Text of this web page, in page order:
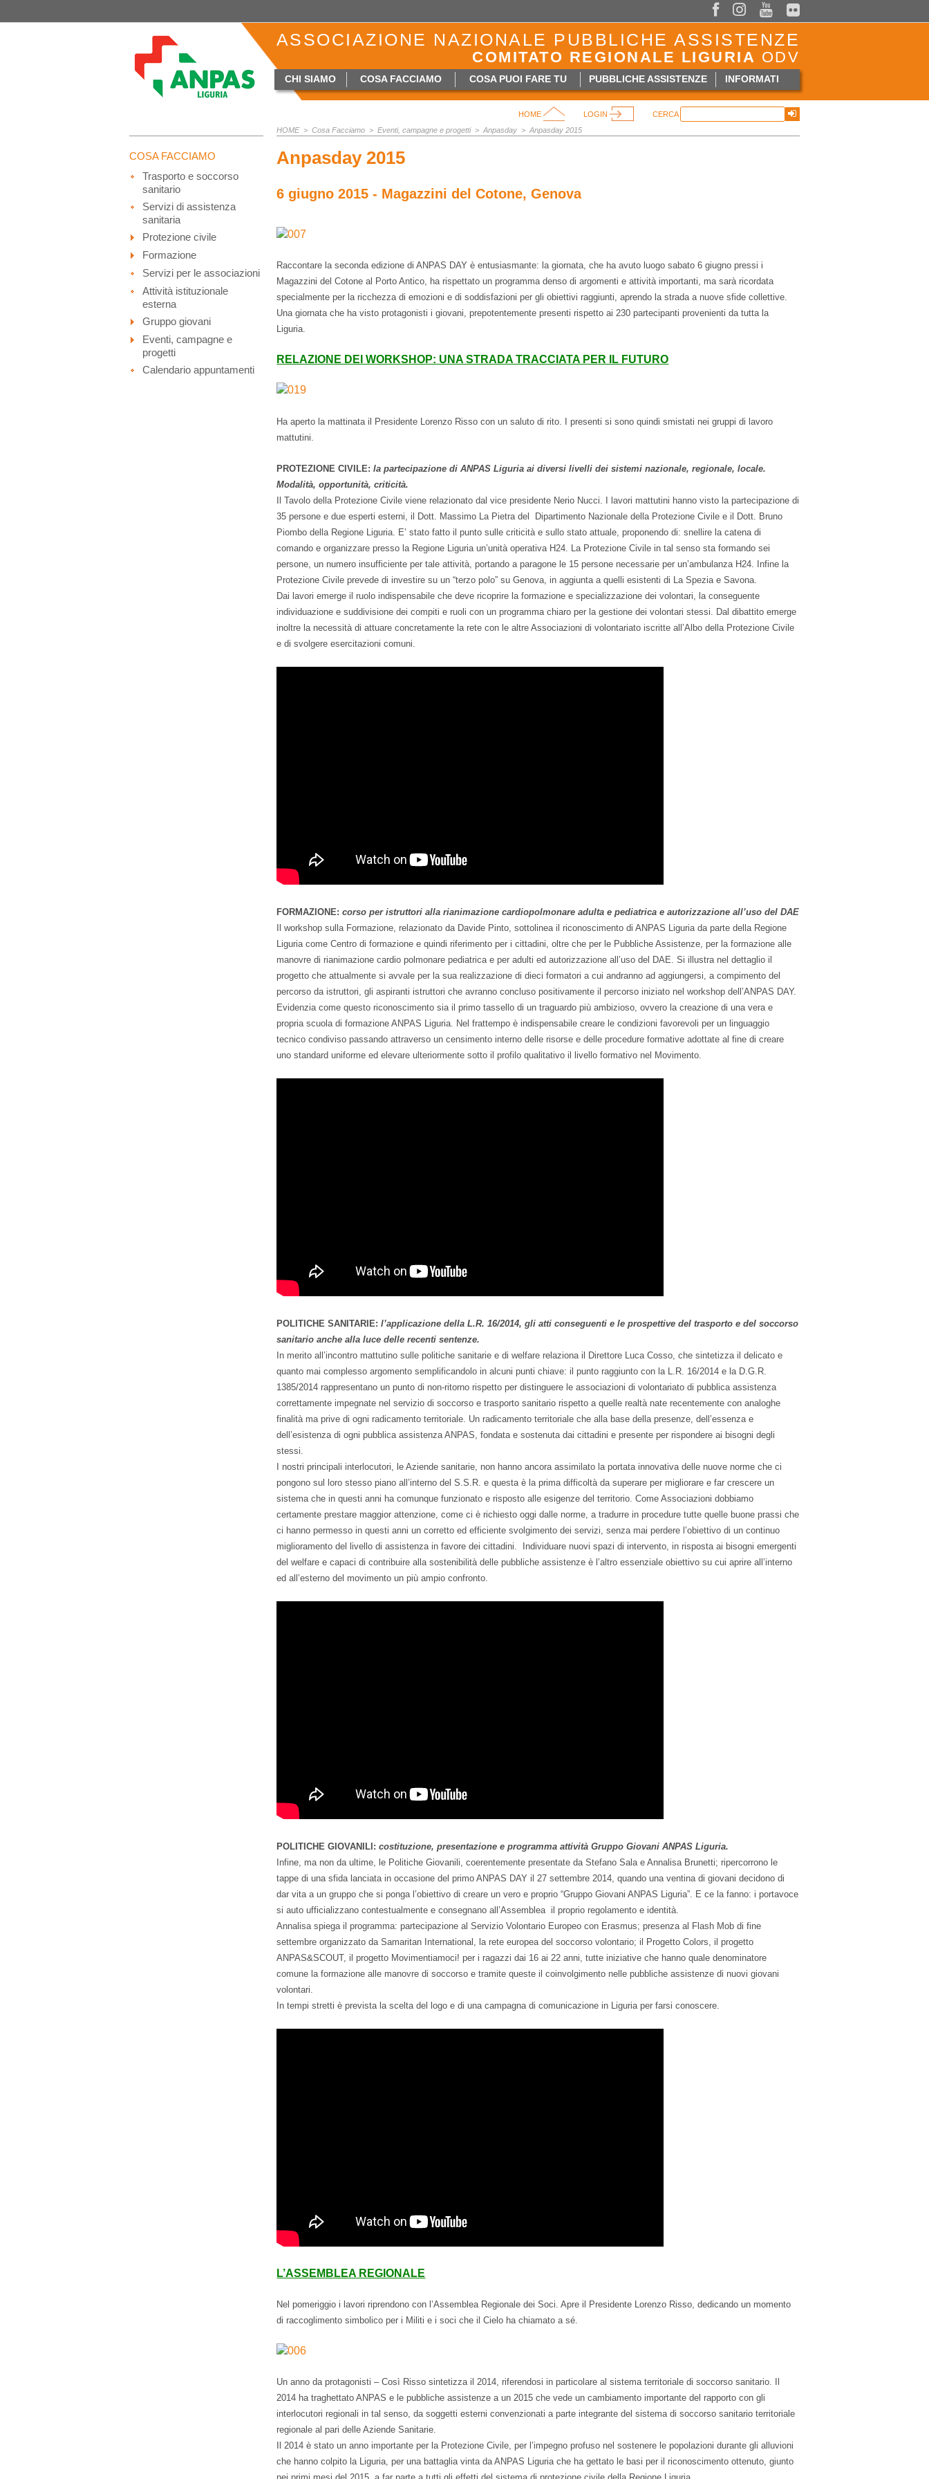
  
ASSOCIAZIONE NAZIONALE PUBBLICHE ASSISTENZE
COMITATO REGIONALE LIGURIA ODV
CHI SIAMO COSA FACCIAMO COSA PUOI FARE TU PUBBLICHE ASSISTENZE INFORMATI
HOME LOGIN CERCA
COSA FACCIAMO
Trasporto e soccorso
sanitario
Servizi di assistenza
sanitaria
Protezione civile
Formazione
Servizi per le associazioni
Attività istituzionale
esterna
Gruppo giovani
Eventi, campagne e
progetti
Calendario appuntamenti
HOME> Cosa Facciamo >Eventi, campagne e progetti>Anpasday >Anpasday 2015
Anpasday 2015
6 giugno 2015 - Magazzini del Cotone, Genova
Raccontare la seconda edizione di ANPAS DAY è entusiasmante: la giornata, che ha avuto luogo sabato 6 giugno pressi i
Magazzini del Cotone al Porto Antico, ha rispettato un programma denso di argomenti e attività importanti, ma sarà ricordata
specialmente per la ricchezza di emozioni e di soddisfazioni per gli obiettivi raggiunti, aprendo la strada a nuove sfide collettive.
Una giornata che ha visto protagonisti i giovani, prepotentemente presenti rispetto ai 230 partecipanti provenienti da tutta la
Liguria.
RELAZIONE DEI WORKSHOP: UNA STRADA TRACCIATA PER IL FUTURO
Ha aperto la mattinata il Presidente Lorenzo Risso con un saluto di rito. I presenti si sono quindi smistati nei gruppi di lavoro
mattutini.
PROTEZIONE CIVILE:la partecipazione di ANPAS Liguria ai diversi livelli dei sistemi nazionale, regionale, locale.
Modalità, opportunità, criticità.
Il Tavolo della Protezione Civile viene relazionato dal vice presidente Nerio Nucci. I lavori mattutini hanno visto la partecipazione di
35 persone e due esperti esterni, il Dott. Massimo La Pietra del Dipartimento Nazionale della Protezione Civile e il Dott. Bruno
Piombo della Regione Liguria. E’ stato fatto il punto sulle criticità e sullo stato attuale, proponendo di: snellire la catena di
comando e organizzare presso la Regione Liguria un’unità operativa H24. La Protezione Civile in tal senso sta formando sei
persone, un numero insufficiente per tale attività, portando a paragone le 15 persone necessarie per un’ambulanza H24. Infine la
Protezione Civile prevede di investire su un “terzo polo” su Genova, in aggiunta a quelli esistenti di La Spezia e Savona.
Dai lavori emerge il ruolo indispensabile che deve ricoprire la formazione e specializzazione dei volontari, la conseguente
individuazione e suddivisione dei compiti e ruoli con un programma chiaro per la gestione dei volontari stessi. Dal dibattito emerge
inoltre la necessità di attuare concretamente la rete con le altre Associazioni di volontariato iscritte all’Albo della Protezione Civile
e di svolgere esercitazioni comuni.
FORMAZIONE: corso per istruttori alla rianimazione cardiopolmonare adulta e pediatrica e autorizzazione all’uso del DAE
Il workshop sulla Formazione, relazionato da Davide Pinto, sottolinea il riconoscimento di ANPAS Liguria da parte della Regione
Liguria come Centro di formazione e quindi riferimento per i cittadini, oltre che per le Pubbliche Assistenze, per la formazione alle
manovre di rianimazione cardio polmonare pediatrica e per adulti ed autorizzazione all’uso del DAE. Si illustra nel dettaglio il
progetto che attualmente si avvale per la sua realizzazione di dieci formatori a cui andranno ad aggiungersi, a compimento del
percorso da istruttori, gli aspiranti istruttori che avranno concluso positivamente il percorso iniziato nel workshop dell’ANPAS DAY.
Evidenzia come questo riconoscimento sia il primo tassello di un traguardo più ambizioso, ovvero la creazione di una vera e
propria scuola di formazione ANPAS Liguria. Nel frattempo è indispensabile creare le condizioni favorevoli per un linguaggio
tecnico condiviso passando attraverso un censimento interno delle risorse e delle procedure formative adottate al fine di creare
uno standard uniforme ed elevare ulteriormente sotto il profilo qualitativo il livello formativo nel Movimento.
POLITICHE SANITARIE: l’applicazione della L.R. 16/2014, gli atti conseguenti e le prospettive del trasporto e del soccorso
sanitario anche alla luce delle recenti sentenze.
In merito all’incontro mattutino sulle politiche sanitarie e di welfare relaziona il Direttore Luca Cosso, che sintetizza il delicato e
quanto mai complesso argomento semplificandolo in alcuni punti chiave: il punto raggiunto con la L.R. 16/2014 e la D.G.R.
1385/2014 rappresentano un punto di non-ritorno rispetto per distinguere le associazioni di volontariato di pubblica assistenza
correttamente impegnate nel servizio di soccorso e trasporto sanitario rispetto a quelle realtà nate recentemente con analoghe
finalità ma prive di ogni radicamento territoriale. Un radicamento territoriale che alla base della presenze, dell’essenza e
dell’esistenza di ogni pubblica assistenza ANPAS, fondata e sostenuta dai cittadini e presente per rispondere ai bisogni degli
stessi.
I nostri principali interlocutori, le Aziende sanitarie, non hanno ancora assimilato la portata innovativa delle nuove norme che ci
pongono sul loro stesso piano all’interno del S.S.R. e questa è la prima difficoltà da superare per migliorare e far crescere un
sistema che in questi anni ha comunque funzionato e risposto alle esigenze del territorio. Come Associazioni dobbiamo
certamente prestare maggior attenzione, come ci è richiesto oggi dalle norme, a tradurre in procedure tutte quelle buone prassi che
ci hanno permesso in questi anni un corretto ed efficiente svolgimento dei servizi, senza mai perdere l’obiettivo di un continuo
miglioramento del livello di assistenza in favore dei cittadini. Individuare nuovi spazi di intervento, in risposta ai bisogni emergenti
del welfare e capaci di contribuire alla sostenibilità delle pubbliche assistenze è l’altro essenziale obiettivo su cui aprire all’interno
ed all’esterno del movimento un più ampio confronto.
POLITICHE GIOVANILI:costituzione, presentazione e programma attività Gruppo Giovani ANPAS Liguria.
Infine, ma non da ultime, le Politiche Giovanili, coerentemente presentate da Stefano Sala e Annalisa Brunetti; ripercorrono le
tappe di una sfida lanciata in occasione del primo ANPAS DAY il 27 settembre 2014, quando una ventina di giovani decidono di
dar vita a un gruppo che si ponga l’obiettivo di creare un vero e proprio “Gruppo Giovani ANPAS Liguria”. E ce la fanno: i portavoce
si auto ufficializzano contestualmente e consegnano all’Assemblea il proprio regolamento e identità.
Annalisa spiega il programma: partecipazione al Servizio Volontario Europeo con Erasmus; presenza al Flash Mob di fine
settembre organizzato da Samaritan International, la rete europea del soccorso volontario; il Progetto Colors, il progetto
ANPAS&SCOUT, il progetto Movimentiamoci! per i ragazzi dai 16 ai 22 anni, tutte iniziative che hanno quale denominatore
comune la formazione alle manovre di soccorso e tramite queste il coinvolgimento nelle pubbliche assistenze di nuovi giovani
volontari.
In tempi stretti è prevista la scelta del logo e di una campagna di comunicazione in Liguria per farsi conoscere.
L’ASSEMBLEA REGIONALE
Nel pomeriggio i lavori riprendono con l’Assemblea Regionale dei Soci. Apre il Presidente Lorenzo Risso, dedicando un momento
di raccoglimento simbolico per i Militi e i soci che il Cielo ha chiamato a sé.
Un anno da protagonisti – Così Risso sintetizza il 2014, riferendosi in particolare al sistema territoriale di soccorso sanitario. Il
2014 ha traghettato ANPAS e le pubbliche assistenze a un 2015 che vede un cambiamento importante del rapporto con gli
interlocutori regionali in tal senso, da soggetti esterni convenzionati a parte integrante del sistema di soccorso sanitario territoriale
regionale al pari delle Aziende Sanitarie.
Il 2014 è stato un anno importante per la Protezione Civile, per l’impegno profuso nel sostenere le popolazioni durante gli alluvioni
che hanno colpito la Liguria, per una battaglia vinta da ANPAS Liguria che ha gettato le basi per il riconoscimento ottenuto, giunto